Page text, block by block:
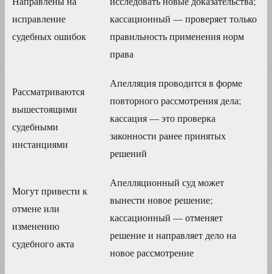
исправление
судебных ошибок
кассационный — проверяет только
правильность применения норм
права
Рассматриваются
вышестоящими
судебными
инстанциями
Апелляция проводится в форме
повторного рассмотрения дела;
кассация — это проверка
законности ранее принятых
решений
Могут привести к
отмене или
изменению
судебного акта
Апелляционный суд может
вынести новое решение;
кассационный — отменяет
решение и направляет дело на
новое рассмотрение